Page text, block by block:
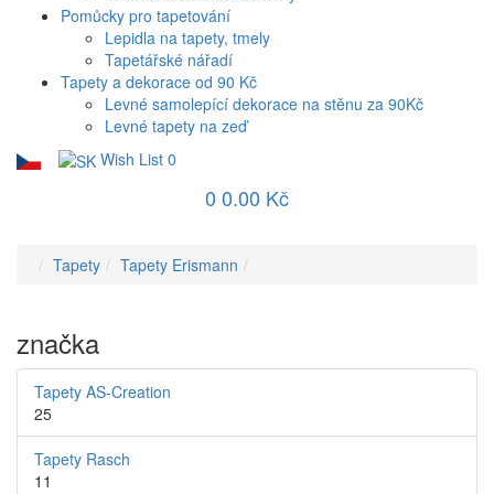
Pomůcky pro tapetování
Lepidla na tapety, tmely
Tapetářské nářadí
Tapety a dekorace od 90 Kč
Levné samolepící dekorace na stěnu za 90Kč
Levné tapety na zeď
Wish List 0
0 0.00 Kč
Tapety Tapety Erismann
značka
Tapety AS-Creation
25
Tapety Rasch
11